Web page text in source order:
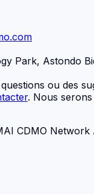
Park, Astondo
ou des
. Nous
CDMO Network